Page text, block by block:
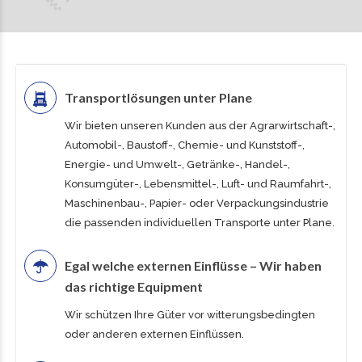
Transportlösungen unter Plane
Wir bieten unseren Kunden aus der Agrarwirtschaft-,
Automobil-, Baustoff-, Chemie- und Kunststoff-,
Energie- und Umwelt-, Getränke-, Handel-,
Konsumgüter-, Lebensmittel-, Luft- und Raumfahrt-,
Maschinenbau-, Papier- oder Verpackungsindustrie
die passenden individuellen Transporte unter Plane.
Egal welche externen Einflüsse – Wir haben
das richtige Equipment
Wir schützen Ihre Güter vor witterungsbedingten
oder anderen externen Einflüssen.